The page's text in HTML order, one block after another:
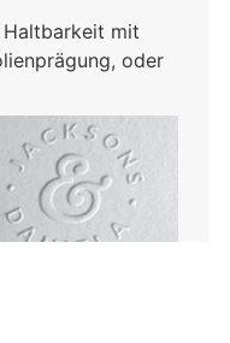
Haltbarkeit mit
oder